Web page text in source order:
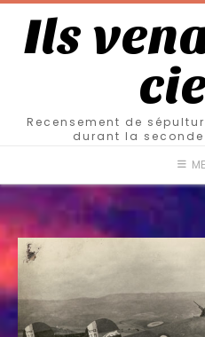
Ils
Recensement de
durant la